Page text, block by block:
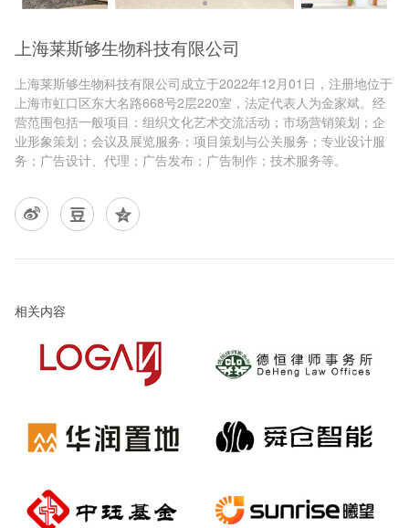
​上海莱斯够生物科技有限公司
上海莱斯够生物科技有限公司成立于2022年12月01日，注册地位于
上海市虹口区东大名路668号2层220室，法定代表人为金家斌。经
营范围包括一般项目：组织文化艺术交流活动；市场营销策划；企
业形象策划；会议及展览服务；项目策划与公关服务；专业设计服
务；广告设计、代理；广告发布；广告制作；技术服务等。
相关内容